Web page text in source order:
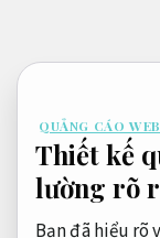
nội
QUẢNG CÁO
Thiết kế
lường rõ
Bạn đã hiểu rõ